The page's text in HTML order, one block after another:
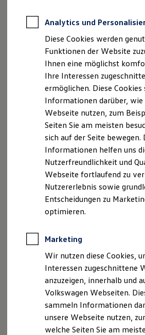
Aktionen & Angebote
Für Privatkunden
Für Gewerbekunden
Profi Paket
TopDeal
Gebrauchtwagen
ProfiPartner für
Zertifizierte
Finanzierung
Für Privatkunden
Für Gewerbekunden
Leasing
Für Privatkunden
Für Gewerbekunden
Versicherungen & Garantien
Garantien
Kfz-Versicherung für
Restschuldversicherung
Wartungsverträge
Besitzer & Service
Reparatur & Service
Reparatur, Pflege &
Servicetermin anfragen
Service-Vorteile bei
Economy Service
Räder & Reifen Service
Ersatzfahrzeuge
Notdienst und
Software, Konnektivität &
California App
VW Connect für Ihren
Ab 34.200,60 € inkl. MwSt.
Ab 28.740,00 € exkl. MwSt.
Mit Auf- und Umbaulösung
Der ID. Buzz
Ab 43.925,00 € exkl. MwSt.
Platz da. Der neue
kommt.
Analytics und
Diese Cookies werden
Funktionen der Website
Ihnen eine möglichst
Ihre Interessen
ermöglichen. Diese Cookies
Informationen darüber, wie
Webseite nutzen, zum
Seiten Sie am meisten
sich auf der Seite bewegen.
Informationen helfen uns
Nutzerfreundlichkeit und
Webseite fortlaufend zu
Nutzererlebnis sowie
Entscheidungen zu
optimieren.
Marketing
Wir nutzen diese Cookies,
Interessen zugeschnittene
anzuzeigen, innerhalb und
Volkswagen Webseiten.
sammeln Informationen
unsere Webseite nutzen,
welche Seiten Sie am